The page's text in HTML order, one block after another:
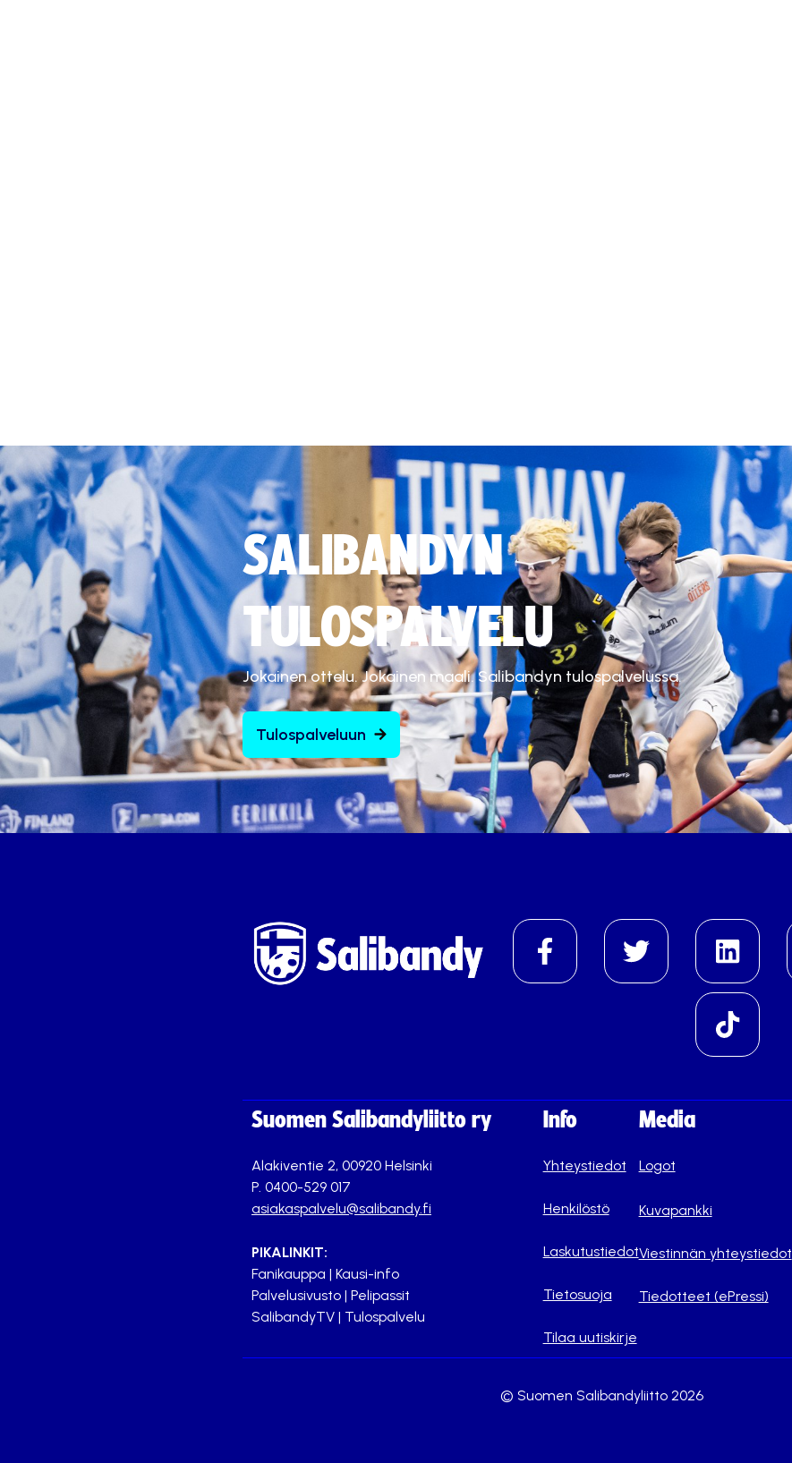
SALIBANDYN
TULOSPALVELU
Jokainen ottelu. Jokainen maali. Salibandyn tulospalvelussa.
Tulospalveluun
Suomen Salibandyliitto ry
Alakiventie 2, 00920 Helsinki
P. 0400-529 017
asiakaspalvelu@salibandy.fi
PIKALINKIT:
Fanikauppa | Kausi-info
Palvelusivusto | Pelipassit
SalibandyTV | Tulospalvelu
Info
Yhteystiedot
Henkilöstö
Laskutustiedot
Tietosuoja
Tilaa uutiskirje
Media
Logot
Kuvapankki
Viestinnän yhteystiedot
Tiedotteet (ePressi)
© Suomen Salibandyliitto 2026